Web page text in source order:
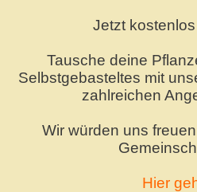
Jetzt
Tausche deine
Selbstgebasteltes mit
zahlreichen
Wir würden uns
Hier